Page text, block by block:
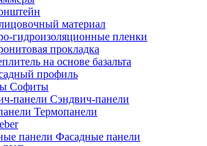
материал
гидроизоляционные пленки
прокладка
на основе базальта
профиль
Софиты
Сэндвич-панели
Термопанели
Фасадные панели